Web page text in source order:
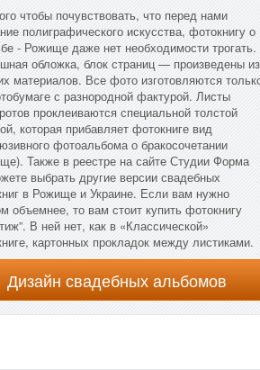
чтобы почувствовать, что перед нами
полиграфического искусства, фотокнигу о
- Рожище даже нет необходимости трогать.
обложка, блок страниц — произведены из
материалов. Все фото изготовляются
с разнородной фактурой. Листы
проклеиваются специальной толстой
которая прибавляет фотокниге вид
фотоальбома о бракосочетании
Также в реестре на сайте Студии Форма
выбрать другие версии свадебных
в Рожище и Украине. Если вам нужно
объемнее, то вам стоит купить фотокнигу
В ней нет, как в «Классической»
картонных прокладок между листиками.
Дизайн свадебных альбомов